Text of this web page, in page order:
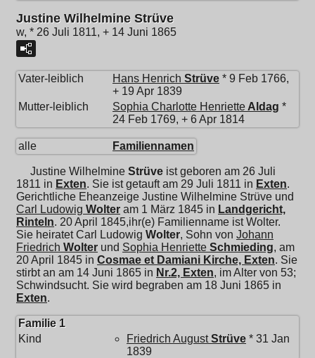
Justine Wilhelmine Strüve
w, * 26 Juli 1811, + 14 Juni 1865
Vater-leiblich Hans Henrich Strüve * 9 Feb 1766,
+ 19 Apr 1839
Mutter-leiblich
Sophia Charlotte Henriette Aldag *
24 Feb 1769, + 6 Apr 1814
alle Familiennamen
Justine Wilhelmine Strüve ist geboren am 26 Juli
1811 in Exten. Sie ist getauft am 29 Juli 1811 in Exten.
Gerichtliche Eheanzeige Justine Wilhelmine Strüve und
Carl Ludowig Wolter am 1 März 1845 in Landgericht,
Rinteln. 20 April 1845,ihr(e) Familienname ist Wolter.
Sie heiratetCarl Ludowig Wolter, Sohn von Johann
Friedrich Wolter und Sophia Henriette Schmieding, am
20 April 1845 in Cosmae et Damiani Kirche, Exten. Sie
stirbt an am 14 Juni 1865 in Nr.2, Exten, im Alter von 53;
Schwindsucht. Sie wird begraben am 18 Juni 1865 in
Exten.
Familie 1
Kind
Friedrich August Strüve * 31 Jan
1839